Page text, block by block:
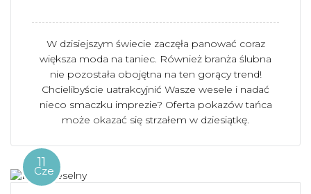
W dzisiejszym świecie zaczęła panować coraz
większa moda na taniec. Również branża ślubna
nie pozostała obojętna na ten gorący trend!
Chcielibyście uatrakcyjnić Wasze wesele i nadać
nieco smaczku imprezie? Oferta pokazów tańca
może okazać się strzałem w dziesiątkę.
11
Cze